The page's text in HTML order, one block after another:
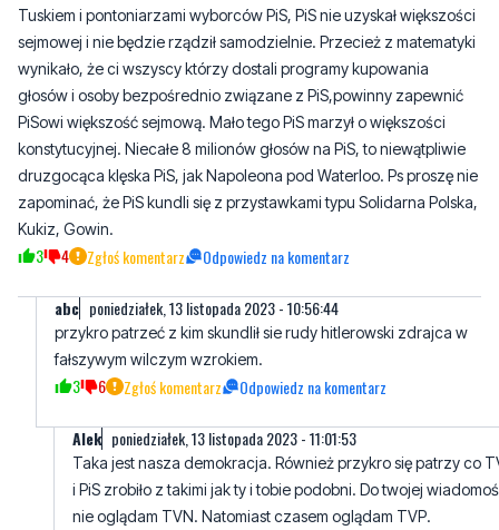
Tuskiem i pontoniarzami wyborców PiS, PiS nie uzyskał większości
sejmowej i nie będzie rządził samodzielnie. Przecież z matematyki
wynikało, że ci wszyscy którzy dostali programy kupowania
głosów i osoby bezpośrednio związane z PiS,powinny zapewnić
PiSowi większość sejmową. Mało tego PiS marzył o większości
konstytucyjnej. Niecałe 8 milionów głosów na PiS, to niewątpliwie
druzgocąca klęska PiS, jak Napoleona pod Waterloo. Ps proszę nie
zapominać, że PiS kundli się z przystawkami typu Solidarna Polska,
Kukiz, Gowin.
3 4 Zgłoś komentarz Odpowiedz na komentarz
abc poniedziałek, 13 listopada 2023 - 10:56:44
przykro patrzeć z kim skundlił sie rudy hitlerowski zdrajca w
fałszywym wilczym wzrokiem.
3 6 Zgłoś komentarz Odpowiedz na komentarz
AIek poniedziałek, 13 listopada 2023 - 11:01:53
Taka jest nasza demokracja. Również przykro się patrzy co
i PiS zrobiło z takimi jak ty i tobie podobni. Do twojej
nie oglądam TVN. Natomiast czasem oglądam TVP.